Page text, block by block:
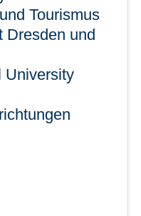
Tourismus
Dresden und
University